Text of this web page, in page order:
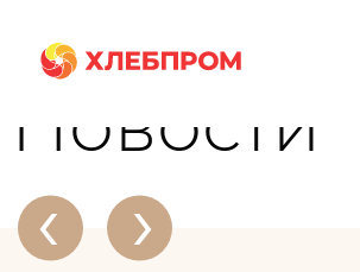
Главная О компании Новости
Новости
‹ ›